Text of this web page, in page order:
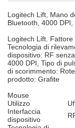
Logitech Lift, Mano
Bluetooth, 4000 DPI,
Logitech Lift.
Tecnologia di
dispositivo: RF
4000 DPI, Tipo di
di scorimmento:
prodotto: Grafite
Mouse
Utilizzo
Interfaccia
dispositivo